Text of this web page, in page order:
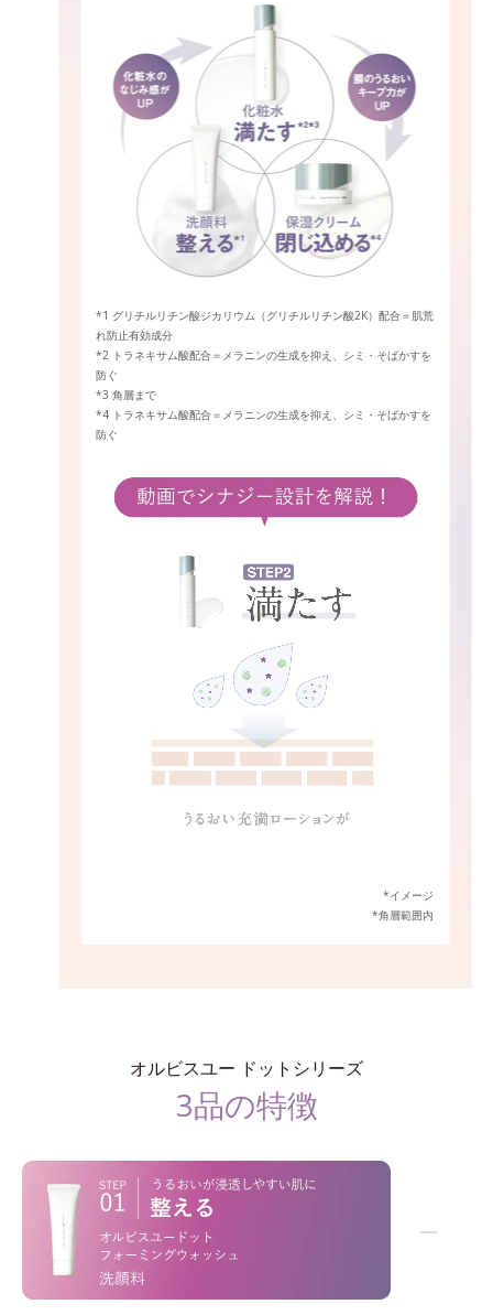
*1 グリチルリチン酸ジカリウム（グリチルリチン酸2K）配合＝肌荒
れ防止有効成分
*2 トラネキサム酸配合＝メラニンの生成を抑え、シミ・そばかすを
防ぐ
*3 角層まで
*4 トラネキサム酸配合＝メラニンの生成を抑え、シミ・そばかすを
防ぐ
*イメージ
*角層範囲内
オルビスユー ドットシリーズ
3品の特徴
−